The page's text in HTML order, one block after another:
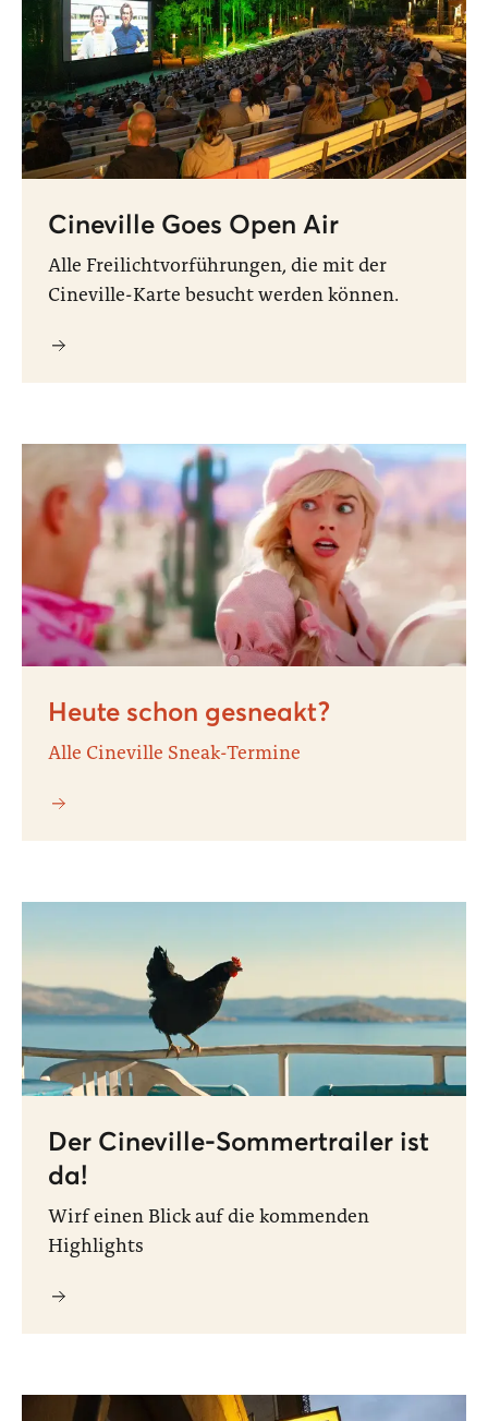
Cineville Goes Open Air
Alle Freilichtvorführungen, die mit der
Cineville-Karte besucht werden können.
Heute schon gesneakt?
Alle Cineville Sneak-Termine
Der Cineville-Sommertrailer ist
da!
Wirf einen Blick auf die kommenden
Highlights